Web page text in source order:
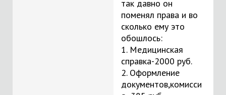
так давно он
поменял права и во
сколько ему это
обошлось:
1. Медицинская
справка-2000 руб.
2. Оформление
документов,комисси